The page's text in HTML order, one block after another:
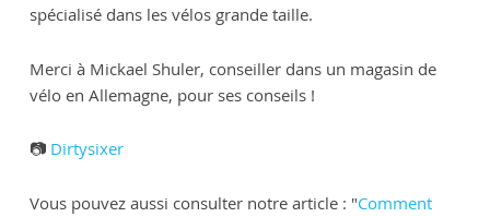
spécialisé dans les vélos grande taille.
Merci à Mickael Shuler, conseiller dans un magasin de
vélo en Allemagne, pour ses conseils !
📷 Dirtysixer
Vous pouvez aussi consulter notre article : "Comment